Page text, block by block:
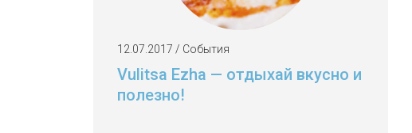
12.07.2017 / События
Vulitsa Ezha — отдыхай вкусно и
полезно!